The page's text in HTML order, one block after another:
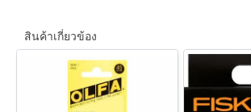
สินค้าเกี่ยวข้อง